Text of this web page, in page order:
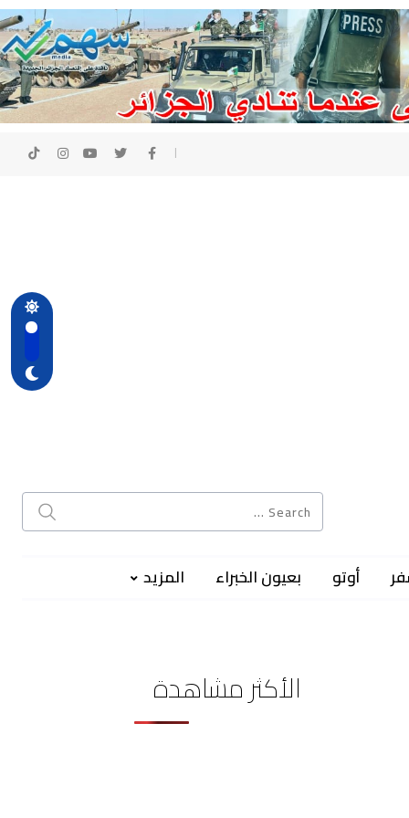
أوتو بعيون الخبراء المزيد
الأكثر مشاهدة